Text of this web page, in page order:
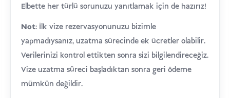
Elbette her türlü sorunuzu yanıtlamak için de hazırız!
Not: İlk vize rezervasyonunuzu bizimle
yapmadıysanız, uzatma sürecinde ek ücretler olabilir.
Verilerinizi kontrol ettikten sonra sizi bilgilendireceğiz.
Vize uzatma süreci başladıktan sonra geri ödeme
mümkün değildir.